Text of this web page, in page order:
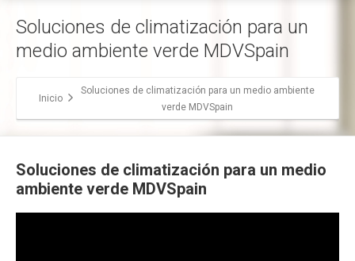
Soluciones de climatización para un
medio ambiente verde MDVSpain
Inicio
Soluciones de climatización para un medio ambiente
verde MDVSpain
Soluciones de climatización para un medio
ambiente verde MDVSpain